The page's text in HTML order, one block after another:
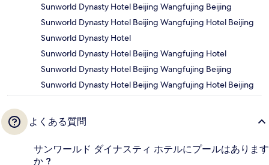
Sunworld Dynasty Hotel Beijing Wangfujing Beijing
Sunworld Dynasty Hotel Beijing Wangfujing Hotel Beijing
Sunworld Dynasty Hotel
Sunworld Dynasty Hotel Beijing Wangfujing Hotel
Sunworld Dynasty Hotel Beijing Wangfujing Beijing
Sunworld Dynasty Hotel Beijing Wangfujing Hotel Beijing
よくある質問
サンワールド ダイナスティ ホテルにプールはあります
か ?